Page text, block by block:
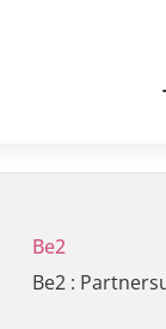
Be2
Be2 :